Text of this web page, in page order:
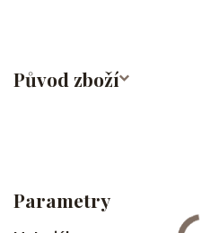
Původ zboží
Parametry